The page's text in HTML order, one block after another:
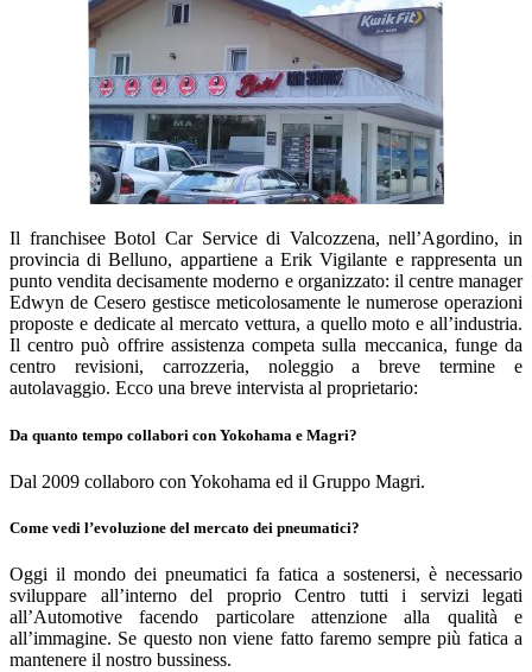
Il franchisee Botol Car Service di Valcozzena, nell’Agordino, in
provincia di Belluno, appartiene a Erik Vigilante e rappresenta un
punto vendita decisamente moderno e organizzato: il centre manager
Edwyn de Cesero gestisce meticolosamente le numerose operazioni
proposte e dedicate al mercato vettura, a quello moto e all’industria.
Il centro può offrire assistenza competa sulla meccanica, funge da
centro revisioni, carrozzeria, noleggio a breve termine e
autolavaggio. Ecco una breve intervista al proprietario:
Da quanto tempo collabori con Yokohama e Magri?
Dal 2009 collaboro con Yokohama ed il Gruppo Magri.
Come vedi l’evoluzione del mercato dei pneumatici?
Oggi il mondo dei pneumatici fa fatica a sostenersi, è necessario
sviluppare all’interno del proprio Centro tutti i servizi legati
all’Automotive facendo particolare attenzione alla qualità e
all’immagine. Se questo non viene fatto faremo sempre più fatica a
mantenere il nostro bussiness.